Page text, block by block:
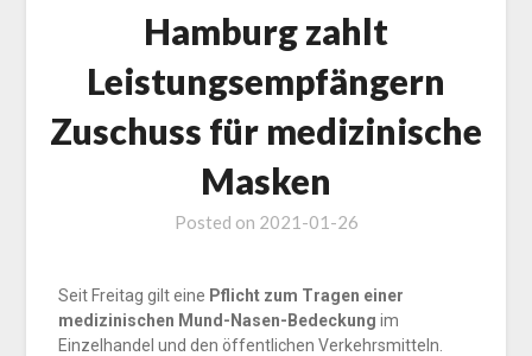
Hamburg zahlt
Leistungsempfängern
Zuschuss für medizinische
Masken
Posted on 2021-01-26
Seit Freitag gilt eine Pflicht zum Tragen einer
medizinischen Mund-Nasen-Bedeckung im
Einzelhandel und den öffentlichen Verkehrsmitteln.